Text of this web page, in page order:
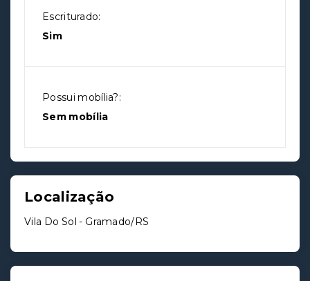
Escriturado:
Sim
Possui mobília?:
Sem mobília
Localização
Vila Do Sol - Gramado/RS